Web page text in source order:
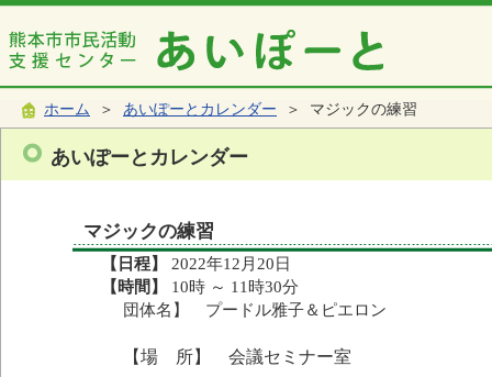
ホーム ＞ あいぽーとカレンダー ＞ マジックの練習
あいぽーとカレンダー
マジックの練習
【日程】
2022年12月20日
【時間】
10時 ～ 11時30分
団体名】 プードル雅子＆ピエロン
【場 所】 会議セミナー室